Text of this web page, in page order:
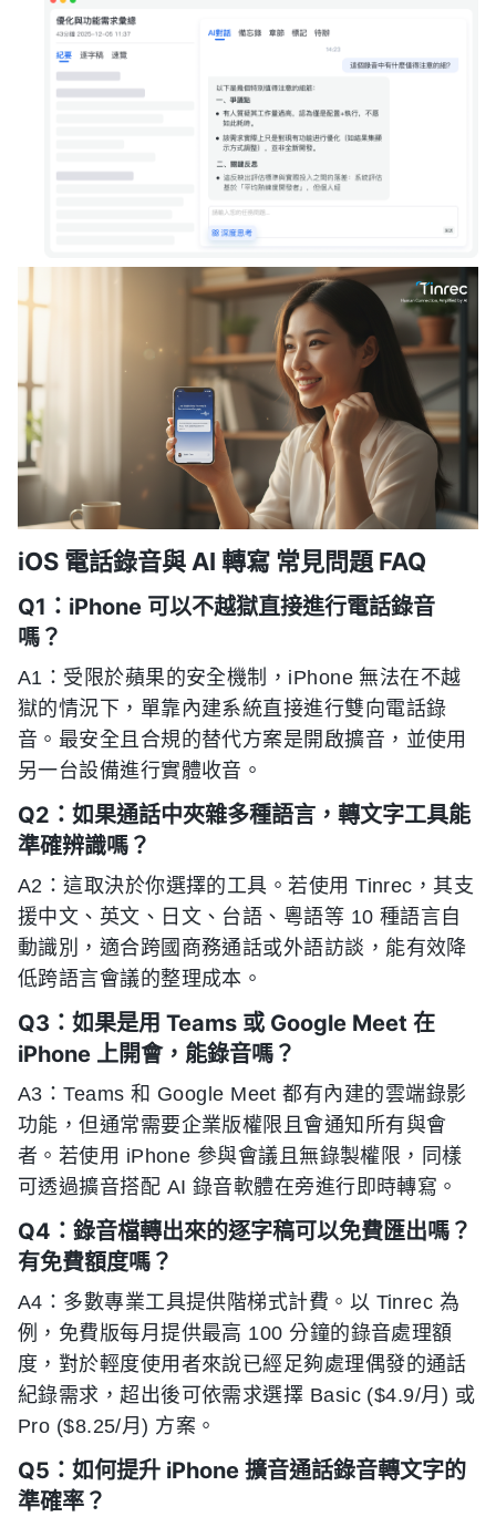
iOS 電話錄音與 AI 轉寫 常見問題 FAQ
Q1：iPhone 可以不越獄直接進行電話錄音
嗎？
A1：受限於蘋果的安全機制，iPhone 無法在不越
獄的情況下，單靠內建系統直接進行雙向電話錄
音。最安全且合規的替代方案是開啟擴音，並使用
另一台設備進行實體收音。
Q2：如果通話中夾雜多種語言，轉文字工具能
準確辨識嗎？
A2：這取決於你選擇的工具。若使用 Tinrec，其支
援中文、英文、日文、台語、粵語等 10 種語言自
動識別，適合跨國商務通話或外語訪談，能有效降
低跨語言會議的整理成本。
Q3：如果是用 Teams 或 Google Meet 在
iPhone 上開會，能錄音嗎？
A3：Teams 和 Google Meet 都有內建的雲端錄影
功能，但通常需要企業版權限且會通知所有與會
者。若使用 iPhone 參與會議且無錄製權限，同樣
可透過擴音搭配 AI 錄音軟體在旁進行即時轉寫。
Q4：錄音檔轉出來的逐字稿可以免費匯出嗎？
有免費額度嗎？
A4：多數專業工具提供階梯式計費。以 Tinrec 為
例，免費版每月提供最高 100 分鐘的錄音處理額
度，對於輕度使用者來說已經足夠處理偶發的通話
紀錄需求，超出後可依需求選擇 Basic ($4.9/月) 或
Pro ($8.25/月) 方案。
Q5：如何提升 iPhone 擴音通話錄音轉文字的
準確率？